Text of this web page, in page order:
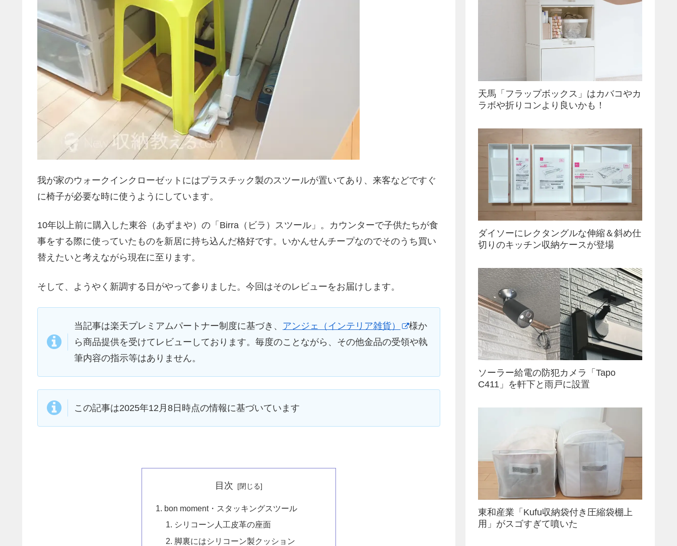
我が家のウォークインクローゼットにはプラスチック製のスツールが置いてあり、来客などですぐ
に椅子が必要な時に使うようにしています。
10年以上前に購入した東谷（あずまや）の「Birra（ビラ）スツール」。カウンターで子供たちが食
事をする際に使っていたものを新居に持ち込んだ格好です。いかんせんチープなのでそのうち買い
替えたいと考えながら現在に至ります。
そして、ようやく新調する日がやって参りました。今回はそのレビューをお届けします。
当記事は楽天プレミアムパートナー制度に基づき、 アンジェ（インテリア雑貨）
様か
ら商品提供を受けてレビューしております。毎度のことながら、その他金品の受領や執
筆内容の指示等はありません。
この記事は2025年12月8日時点の情報に基づいています
目次
bon moment・スタッキングスツール
シリコーン人工皮革の座面
脚裏にはシリコーン製クッション
天馬「フラップボックス」はカバコやカ
ラボや折りコンより良いかも！
ダイソーにレクタングルな伸縮＆斜め仕
切りのキッチン収納ケースが登場
ソーラー給電の防犯カメラ「Tapo
C411」を軒下と雨戸に設置
東和産業「Kufu収納袋付き圧縮袋棚上
用」がスゴすぎて噴いた